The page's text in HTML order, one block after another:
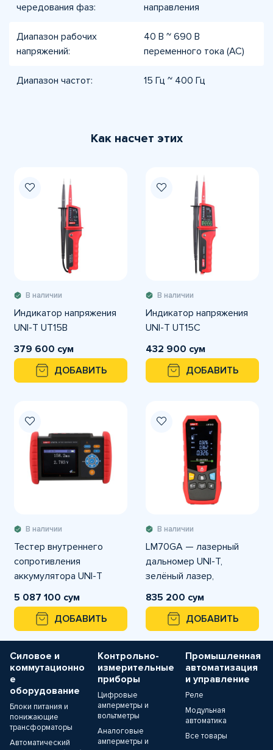
чередования фаз:
направления
Диапазон рабочих
напряжений:
40 В ~ 690 В
переменного тока (AC)
Диапазон частот: 15 Гц ~ 400 Гц
Как насчет этих
В наличии
Индикатор напряжения
UNI-T UT15B
379 600 сум
ДОБАВИТЬ
В наличии
Индикатор напряжения
UNI-T UT15C
432 900 сум
ДОБАВИТЬ
В наличии
Тестер внутреннего
сопротивления
аккумулятора UNI-T
UT677A
5 087 100 сум
ДОБАВИТЬ
В наличии
LM70GA — лазерный
дальномер UNI-T,
зелёный лазер,
дальность 70 м, точность
±2 мм, функции площадь/
объём/Пифагор.
835 200 сум
ДОБАВИТЬ
Силовое и
коммутационно
е
оборудование
Блоки питания и
понижающие
трансформаторы
Автоматический
Контрольно-
измерительные
приборы
Цифровые
амперметры и
вольтметры
Аналоговые
амперметры и
Промышленная
автоматизация
и управление
Реле
Модульная
автоматика
Все товары